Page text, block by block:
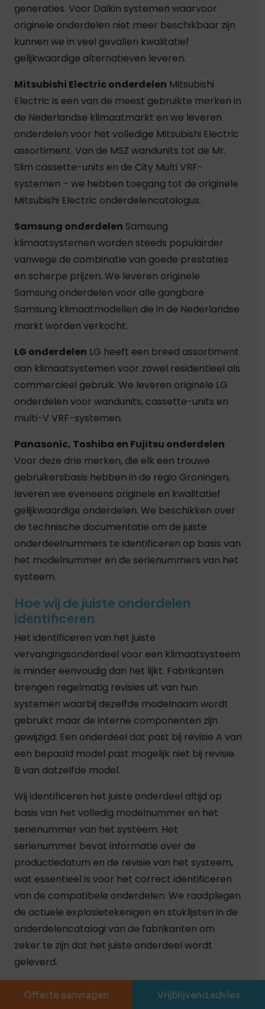
generaties. Voor Daikin systemen waarvoor
originele onderdelen niet meer beschikbaar zijn
kunnen we in veel gevallen kwalitatief
gelijkwaardige alternatieven leveren.
Mitsubishi Electric onderdelen Mitsubishi
Electric is een van de meest gebruikte merken in
de Nederlandse klimaatmarkt en we leveren
onderdelen voor het volledige Mitsubishi Electric
assortiment. Van de MSZ wandunits tot de Mr.
Slim cassette-units en de City Multi VRF-
systemen – we hebben toegang tot de originele
Mitsubishi Electric onderdelencatalogus.
Samsung onderdelen Samsung
klimaatsystemen worden steeds populairder
vanwege de combinatie van goede prestaties
en scherpe prijzen. We leveren originele
Samsung onderdelen voor alle gangbare
Samsung klimaatmodellen die in de Nederlandse
markt worden verkocht.
LG onderdelen LG heeft een breed assortiment
aan klimaatsystemen voor zowel residentieel als
commercieel gebruik. We leveren originele LG
onderdelen voor wandunits, cassette-units en
multi-V VRF-systemen.
Panasonic, Toshiba en Fujitsu onderdelen
Voor deze drie merken, die elk een trouwe
gebruikersbasis hebben in de regio Groningen,
leveren we eveneens originele en kwalitatief
gelijkwaardige onderdelen. We beschikken over
de technische documentatie om de juiste
onderdeelnummers te identificeren op basis van
het modelnummer en de serienummers van het
systeem.
Hoe wij de juiste onderdelen
identificeren
Het identificeren van het juiste
vervangingsonderdeel voor een klimaatsysteem
is minder eenvoudig dan het lijkt. Fabrikanten
brengen regelmatig revisies uit van hun
systemen waarbij dezelfde modelnaam wordt
gebruikt maar de interne componenten zijn
gewijzigd. Een onderdeel dat past bij revisie A van
een bepaald model past mogelijk niet bij revisie
B van datzelfde model.
Wij identificeren het juiste onderdeel altijd op
basis van het volledig modelnummer en het
serienummer van het systeem. Het
serienummer bevat informatie over de
productiedatum en de revisie van het systeem,
wat essentieel is voor het correct identificeren
van de compatibele onderdelen. We raadplegen
de actuele explosietekenigen en stuklijsten in de
onderdelencatalogi van de fabrikanten om
zeker te zijn dat het juiste onderdeel wordt
geleverd.
Voor technici die onderdelen bij ons bestellen
vragen we altijd om het volledige modelnummer
Offerte aanvragen Vrijblijvend advies